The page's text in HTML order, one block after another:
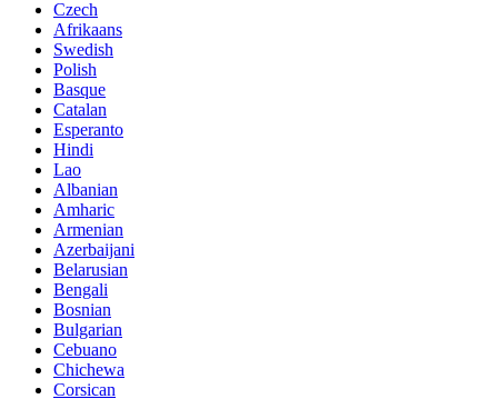
Czech
Afrikaans
Swedish
Polish
Basque
Catalan
Esperanto
Hindi
Lao
Albanian
Amharic
Armenian
Azerbaijani
Belarusian
Bengali
Bosnian
Bulgarian
Cebuano
Chichewa
Corsican